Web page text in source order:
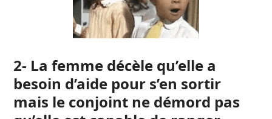
2- La femme décèle qu’elle a
besoin d’aide pour s’en sortir
mais le conjoint ne démord pas